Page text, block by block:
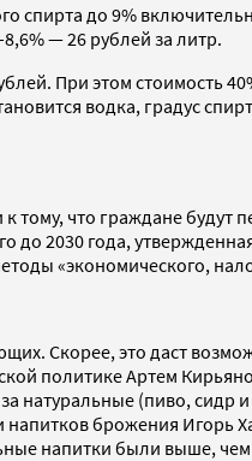
спирта до 9%
— 26 рублей за литр.
При этом стоимость
водка, градус
что граждане будут
2030 года,
«экономического,
Скорее, это даст
политике Артем
натуральные (пиво,
брожения Игорь
напитки были выше,